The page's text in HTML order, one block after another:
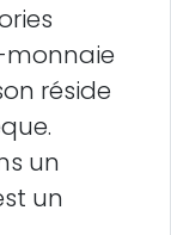
monnaie
réside
un
un